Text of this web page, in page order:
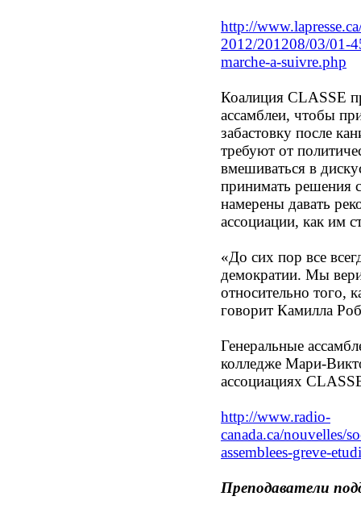
http://
2012/201208/03/01-
marche-a-suivre.php
Коалиция CLASSE
ассамблеи, чтобы
забастовку после
требуют от
вмешиваться в
принимать решения
намерены давать
ассоциации, как им
«До сих пор все
демократии. Мы
относительно того,
говорит Камилла
Генеральные
колледже Мари-
ассоциациях
http://www.radio-
canada.ca/nouvelles/
assemblees-greve-
Преподаватели